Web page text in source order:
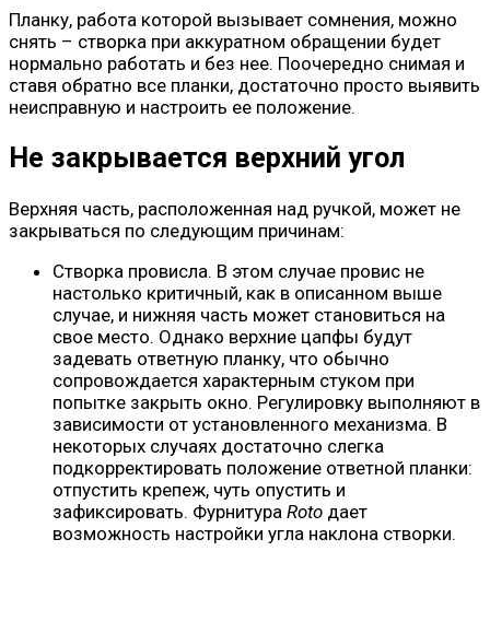
Планку, работа которой вызывает сомнения, можно
снять – створка при аккуратном обращении будет
нормально работать и без нее. Поочередно снимая и
ставя обратно все планки, достаточно просто выявить
неисправную и настроить ее положение.
Не закрывается верхний угол
Верхняя часть, расположенная над ручкой, может не
закрываться по следующим причинам:
Створка провисла. В этом случае провис не
настолько критичный, как в описанном выше
случае, и нижняя часть может становиться на
свое место. Однако верхние цапфы будут
задевать ответную планку, что обычно
сопровождается характерным стуком при
попытке закрыть окно. Регулировку выполняют в
зависимости от установленного механизма. В
некоторых случаях достаточно слегка
подкорректировать положение ответной планки:
отпустить крепеж, чуть опустить и
зафиксировать. Фурнитура Roto дает
возможность настройки угла наклона створки.